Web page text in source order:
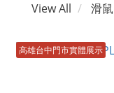
View All 滑鼠
高雄台中門市實體展示